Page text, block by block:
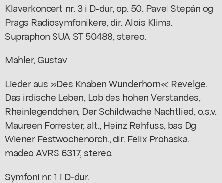
Klaverkoncert nr. 3 i D-dur, op. 50. Pavel Stepán og
Prags Radiosymfonikere, dir. Alois Klima.
Supraphon SUA ST 50488, stereo.
Mahler, Gustav
Lieder aus »Des Knaben Wunderhorn«: Revelge.
Das irdische Leben, Lob des hohen Verstandes,
Rheinlegendchen, Der Schildwache Nachtlied, o.s.v.
Maureen Forrester, alt., Heinz Rehfuss, bas Dg
Wiener Festwochenorch., dir. Felix Prohaska.
madeo AVRS 6317, stereo.
Symfoni nr. 1 i D-dur.